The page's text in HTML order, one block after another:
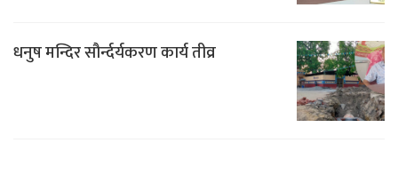
धनुष मन्दिर सौर्न्दर्यकरण कार्य तीव्र